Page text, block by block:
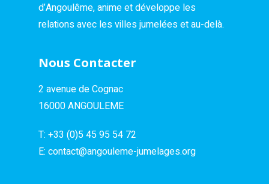
d’Angoulême, anime et développe les
relations avec les villes jumelées et au-delà.
Nous Contacter
2 avenue de Cognac
16000 ANGOULEME
T: +33 (0)5 45 95 54 72
E: contact@angouleme-jumelages.org